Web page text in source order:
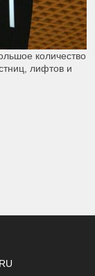
количество
лифтов и